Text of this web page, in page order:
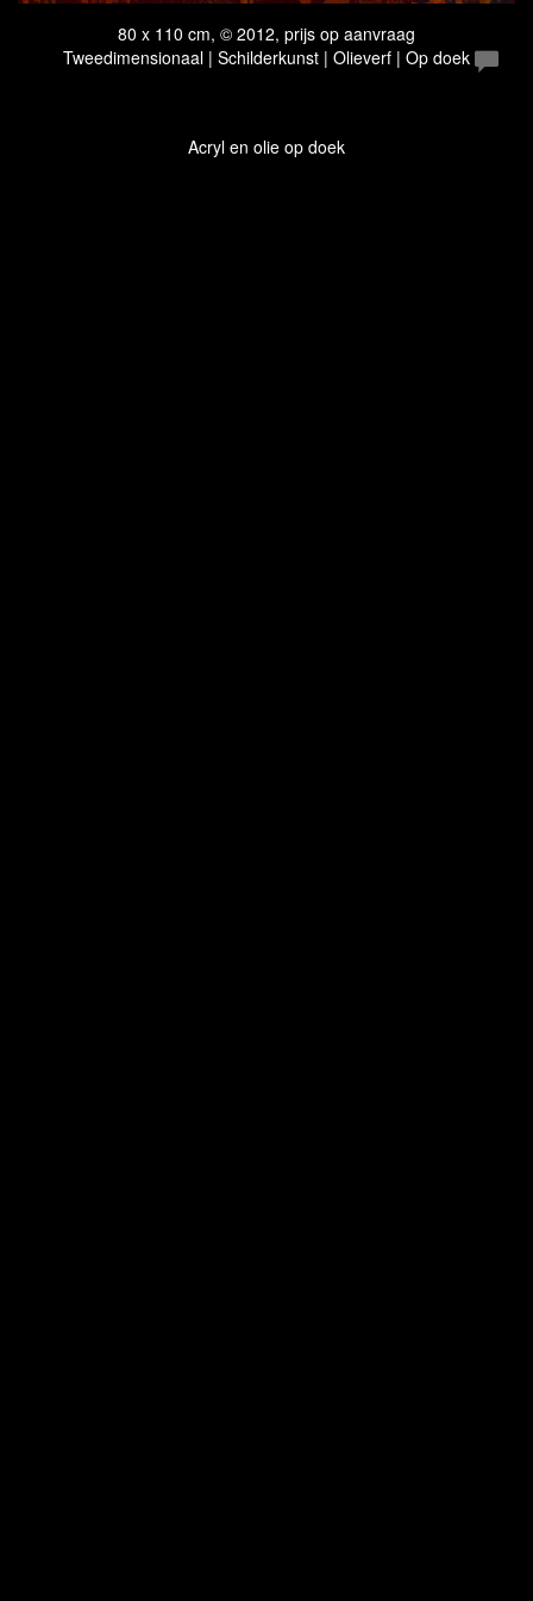
80 x 110 cm, © 2012, prijs op aanvraag
Tweedimensionaal | Schilderkunst | Olieverf | Op doek
Acryl en olie op doek